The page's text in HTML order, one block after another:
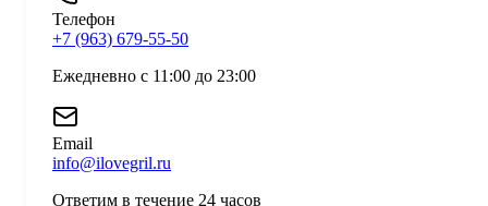
Телефон
+7 (963) 679-55-50
Ежедневно с 11:00 до 23:00
Email
info@ilovegril.ru
Ответим в течение 24 часов